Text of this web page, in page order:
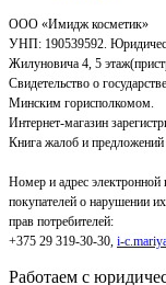
ООО «Имидж косметик»
УНП: 190539592.
Жилуновича 4, 5
Свидетельство о
Минским горисполкомом.
Интернет-магазин
Книга жалоб и
Номер и адрес электронной
покупателей о нарушении
прав потребителей:
+375 29 319-30-30, i-
Работаем с